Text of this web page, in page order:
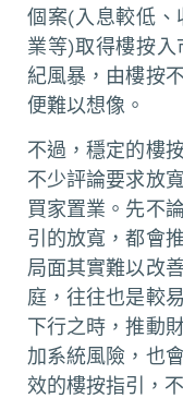
個案(入息較低
業等)取得樓按
紀風暴，由樓按
便難以想像。
不過，穩定的樓
不少評論要求放
買家置業。先不
引的放寬，都會
局面其實難以改
庭，往往也是較
下行之時，推動
加系統風險，也
效的樓按指引，